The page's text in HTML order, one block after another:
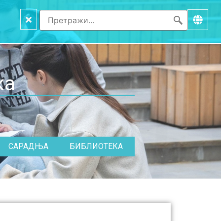
×
САРАДЊА БИБЛИОТЕКА